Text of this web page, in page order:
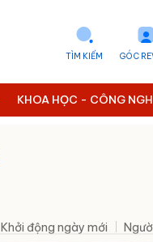
GÓC
TÌM KIẾM
KHOA HỌC - CÔNG
Khởi động ngày mới